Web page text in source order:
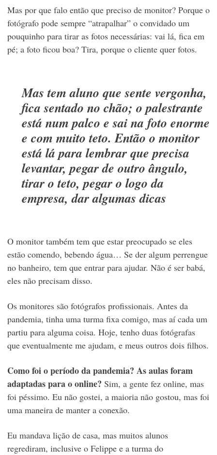
Mas por que falo então que preciso de monitor? Porque o
fotógrafo pode sempre “atrapalhar” o convidado um
pouquinho para tirar as fotos necessárias: vai lá, fica em
pé; a foto ficou boa? Tira, porque o cliente quer fotos.
Mas tem aluno que sente vergonha,
fica sentado no chão; o palestrante
está num palco e sai na foto enorme
e com muito teto. Então o monitor
está lá para lembrar que precisa
levantar, pegar de outro ângulo,
tirar o teto, pegar o logo da
empresa, dar algumas dicas
O monitor também tem que estar preocupado se eles
estão comendo, bebendo água… Se der algum perrengue
no banheiro, tem que entrar para ajudar. Não é ser babá,
eles não precisam disso.
Os monitores são fotógrafos profissionais. Antes da
pandemia, tinha uma turma fixa comigo, mas aí cada um
partiu para alguma coisa. Hoje, tenho duas fotógrafas
que eventualmente me ajudam, e meus outros dois filhos.
Como foi o período da pandemia? As aulas foram
adaptadas para o online? Sim, a gente fez online, mas
foi péssimo. Eu não gostei, a maioria não gostou, mas foi
uma maneira de manter a conexão.
Eu mandava lição de casa, mas muitos alunos
regrediram, inclusive o Felippe e a turma do